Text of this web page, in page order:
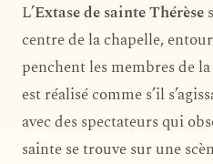
L’Extase de sainte Thérèse
centre de la chapelle,
penchent les membres de
est réalisé comme s’il
avec des spectateurs qui
sainte se trouve sur une